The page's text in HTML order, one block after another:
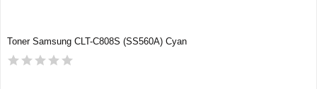
Toner Samsung CLT-C808S (SS560A) Cyan